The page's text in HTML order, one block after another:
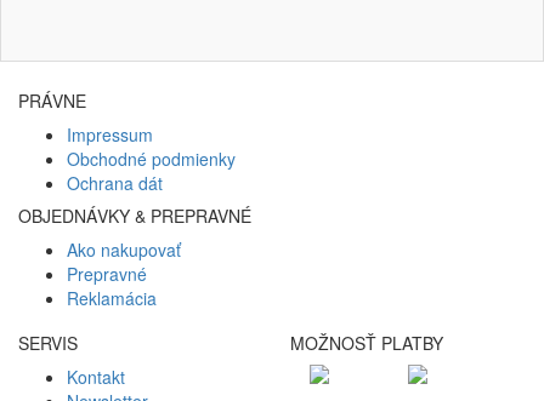
PRÁVNE
Impressum
Obchodné podmienky
Ochrana dát
OBJEDNÁVKY & PREPRAVNÉ
Ako nakupovať
Prepravné
Reklamácia
SERVIS
Kontakt
MOŽNOSŤ PLATBY